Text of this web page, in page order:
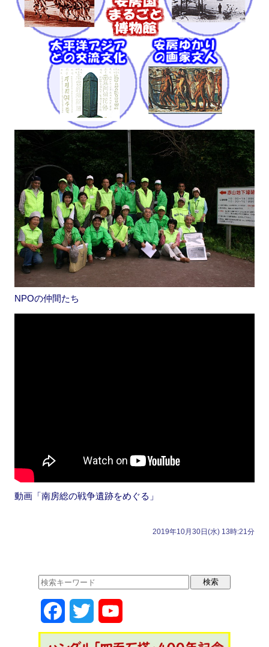
NPOの仲間たち
動画「南房総の戦争遺跡をめぐる」
2019年10月30日(水) 13時:21分
a w o